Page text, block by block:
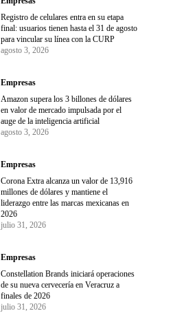
Registro de celulares entra en su etapa
final: usuarios tienen hasta el 31 de agosto
para vincular su línea con la CURP
agosto 3, 2026
Empresas
Amazon supera los 3 billones de dólares
en valor de mercado impulsada por el
auge de la inteligencia artificial
agosto 3, 2026
Empresas
Corona Extra alcanza un valor de 13,916
millones de dólares y mantiene el
liderazgo entre las marcas mexicanas en
2026
julio 31, 2026
Empresas
Constellation Brands iniciará operaciones
de su nueva cervecería en Veracruz a
finales de 2026
julio 31, 2026